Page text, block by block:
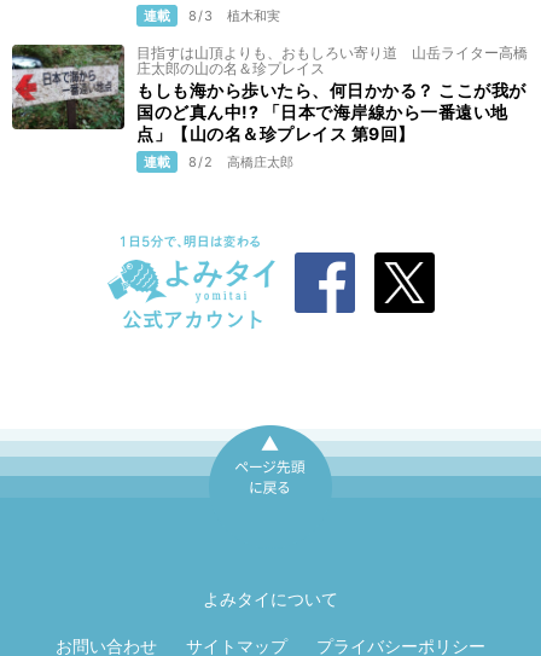
連載 8/3 植木和実
目指すは山頂よりも、おもしろい寄り道 山岳ライター高橋
庄太郎の山の名＆珍プレイス
もしも海から歩いたら、何日かかる？ ここが我が
国のど真ん中!? 「日本で海岸線から一番遠い地
点」【山の名＆珍プレイス 第9回】
連載 8/2 高橋庄太郎
よみタイについて
お問い合わせ サイトマップ プライバシーポリシー